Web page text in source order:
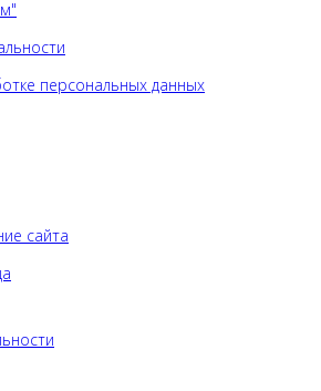
персональных данных
сайта